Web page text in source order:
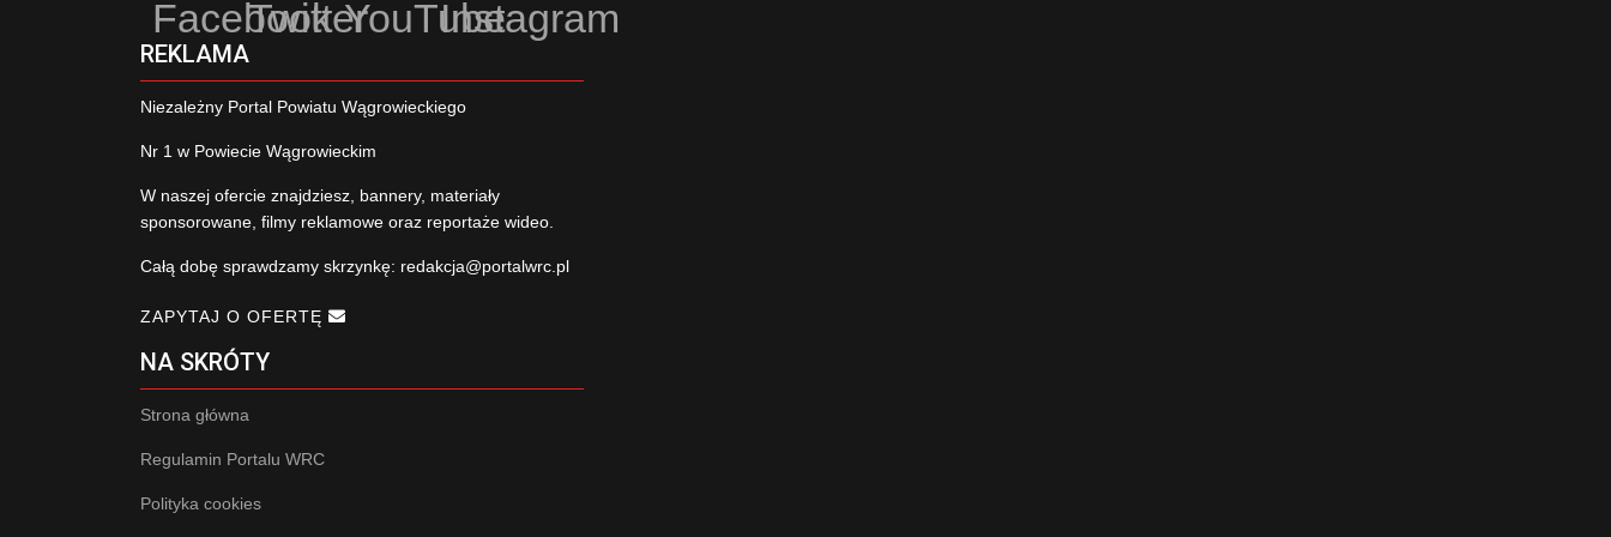
Facebook
TwitterYouTubeInstagram
REKLAMA
Niezależny Portal Powiatu Wągrowieckiego
Nr 1 w Powiecie Wągrowieckim
W naszej ofercie znajdziesz, bannery, materiały
sponsorowane, filmy reklamowe oraz reportaże wideo.
Całą dobę sprawdzamy skrzynkę: redakcja@portalwrc.pl
ZAPYTAJ O OFERTĘ
NA SKRÓTY
Strona główna
Regulamin Portalu WRC
Polityka cookies